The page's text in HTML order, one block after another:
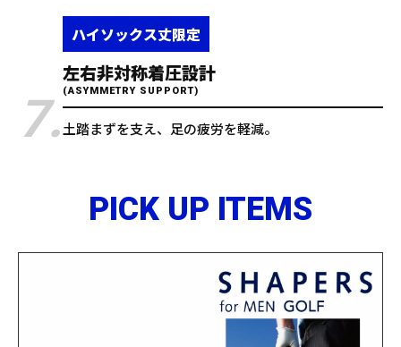
7.
ハイソックス丈限定
左右非対称着圧設計
(ASYMMETRY SUPPORT)
土踏まずを支え、足の疲労を軽減。
PICK UP ITEMS